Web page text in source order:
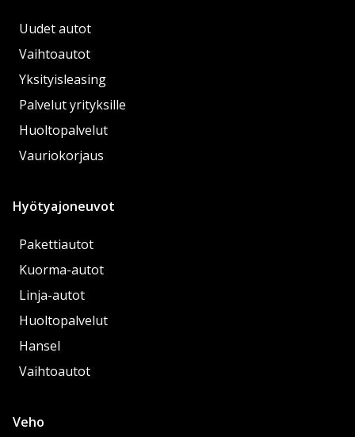
Uudet autot
Vaihtoautot
Yksityisleasing
Palvelut yrityksille
Huoltopalvelut
Vauriokorjaus
Hyötyajoneuvot
Pakettiautot
Kuorma-autot
Linja-autot
Huoltopalvelut
Hansel
Vaihtoautot
Veho